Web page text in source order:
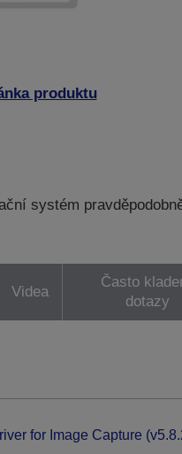
produktu
systém
Videa
Často
dotazy
for Image Capture